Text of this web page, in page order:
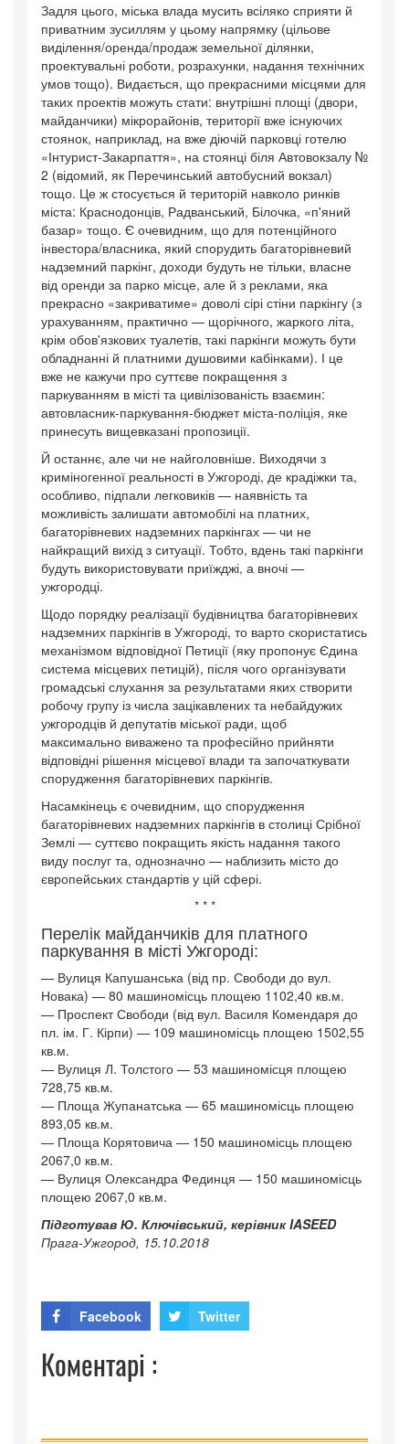
Задля цього, міська влада мусить всіляко сприяти й
приватним зусиллям у цьому напрямку (цільове
виділення/оренда/продаж земельної ділянки,
проектувальні роботи, розрахунки, надання технічних
умов тощо). Видається, що прекрасними місцями для
таких проектів можуть стати: внутрішні площі (двори,
майданчики) мікрорайонів, території вже існуючих
стоянок, наприклад, на вже діючій парковці готелю
«Інтурист-Закарпаття», на стоянці біля Автовокзалу №
2 (відомий, як Перечинський автобусний вокзал)
тощо. Це ж стосується й територій навколо ринків
міста: Краснодонців, Радванський, Білочка, «п'яний
базар» тощо. Є очевидним, що для потенційного
інвестора/власника, який спорудить багаторівневий
надземний паркінг, доходи будуть не тільки, власне
від оренди за парко місце, але й з реклами, яка
прекрасно «закриватиме» доволі сірі стіни паркінгу (з
урахуванням, практично — щорічного, жаркого літа,
крім обов'язкових туалетів, такі паркінги можуть бути
обладнанні й платними душовими кабінками). І це
вже не кажучи про суттєве покращення з
паркуванням в місті та цивілізованість взаємин:
автовласник-паркування-бюджет міста-поліція, яке
принесуть вищевказані пропозиції.
Й останнє, але чи не найголовніше. Виходячи з
криміногенної реальності в Ужгороді, де крадіжки та,
особливо, підпали легковиків — наявність та
можливість залишати автомобілі на платних,
багаторівневих надземних паркінгах — чи не
найкращий вихід з ситуації. Тобто, вдень такі паркінги
будуть використовувати приїжджі, а вночі —
ужгородці.
Щодо порядку реалізації будівництва багаторівневих
надземних паркінгів в Ужгороді, то варто скористатись
механізмом відповідної Петиції (яку пропонує Єдина
система місцевих петицій), після чого організувати
громадські слухання за результатами яких створити
робочу групу із числа зацікавлених та небайдужих
ужгородців й депутатів міської ради, щоб
максимально виважено та професійно прийняти
відповідні рішення місцевої влади та започаткувати
спорудження багаторівневих паркінгів.
Насамкінець є очевидним, що спорудження
багаторівневих надземних паркінгів в столиці Срібної
Землі — суттєво покращить якість надання такого
виду послуг та, однозначно — наблизить місто до
європейських стандартів у цій сфері.
* * *
Перелік майданчиків для платного
паркування в місті Ужгороді:
— Вулиця Капушанська (від пр. Свободи до вул.
Новака) — 80 машиномісць площею 1102,40 кв.м.
— Проспект Свободи (від вул. Василя Комендаря до
пл. ім. Г. Кірпи) — 109 машиномісць площею 1502,55
кв.м.
— Вулиця Л. Толстого — 53 машиномісця площею
728,75 кв.м.
— Площа Жупанатська — 65 машиномісць площею
893,05 кв.м.
— Площа Корятовича — 150 машиномісць площею
2067,0 кв.м.
— Вулиця Олександра Фединця — 150 машиномісць
площею 2067,0 кв.м.
Підготував Ю. Ключівський, керівник IASEED
Прага-Ужгород, 15.10.2018
Facebook Twitter
Коментарі :